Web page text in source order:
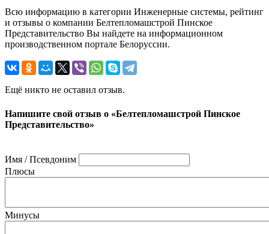
Всю информацию в категории Инженерные системы, рейтинг
и отзывы о компании Белтепломашстрой Пинское
Представительство Вы найдете на информационном
производственном портале Белоруссии.
Ещё никто не оставил отзыв.
Напишите свой отзыв о «Белтепломашстрой Пинское
Представительство»
Имя / Псевдоним
Плюсы
Минусы